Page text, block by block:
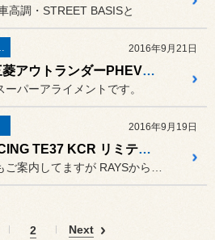
高調・STREET BASISと
ライメント 2016年9月21日
GG2W・三菱アウトランダーPHEV・スーパーアライメント
ーパーアライメントです。
2016年9月19日
VOLK RACING TE37 KCR リミテッドモデル
2 Next